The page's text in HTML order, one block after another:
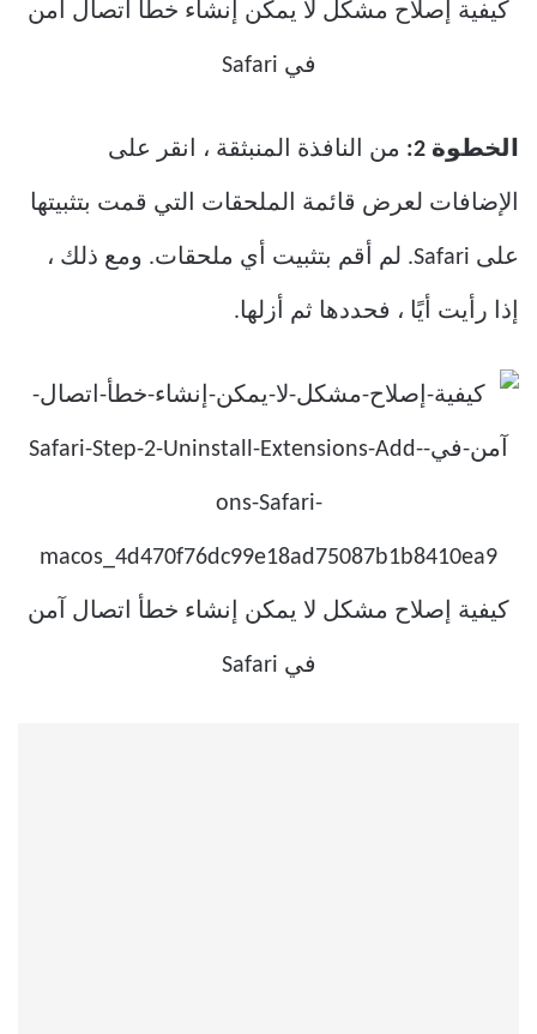
الخطوة 2: من النافذة المنبثقة ، انقر على
الإضافات لعرض قائمة الملحقات التي قمت بتثبيتها
على Safari. لم أقم بتثبيت أي ملحقات. ومع ذلك ،
إذا رأيت أيًا ، فحددها ثم أزلها.